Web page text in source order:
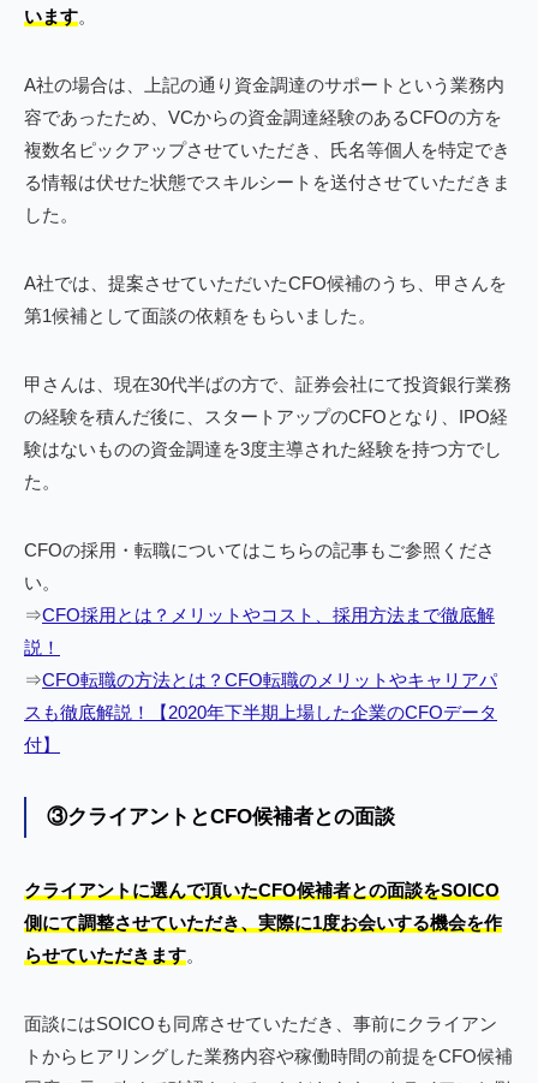
います。
A社の場合は、上記の通り資金調達のサポートという業務内
容であったため、VCからの資金調達経験のあるCFOの方を
複数名ピックアップさせていただき、氏名等個人を特定でき
る情報は伏せた状態でスキルシートを送付させていただきま
した。
A社では、提案させていただいたCFO候補のうち、甲さんを
第1候補として面談の依頼をもらいました。
甲さんは、現在30代半ばの方で、証券会社にて投資銀行業務
の経験を積んだ後に、スタートアップのCFOとなり、IPO経
験はないものの資金調達を3度主導された経験を持つ方でし
た。
CFOの採用・転職についてはこちらの記事もご参照くださ
い。
⇒CFO採用とは？メリットやコスト、採用方法まで徹底解
説！
⇒CFO転職の方法とは？CFO転職のメリットやキャリアパ
スも徹底解説！【2020年下半期上場した企業のCFOデータ
付】
③クライアントとCFO候補者との面談
クライアントに選んで頂いたCFO候補者との面談をSOICO
側にて調整させていただき、実際に1度お会いする機会を作
らせていただきます。
面談にはSOICOも同席させていただき、事前にクライアン
トからヒアリングした業務内容や稼働時間の前提をCFO候補